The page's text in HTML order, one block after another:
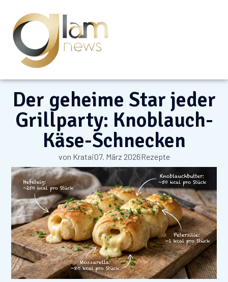
Der geheime Star jeder
Grillparty: Knoblauch-
Käse-Schnecken
von Kratai07. März 2026Rezepte